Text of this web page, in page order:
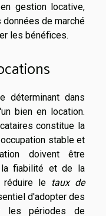
gestion locative,
données de marché
les bénéfices.
déterminant dans
bien en location.
constitue la
stable et
doivent être
la fiabilité et de la
réduire le taux de
d'adopter des
les périodes de